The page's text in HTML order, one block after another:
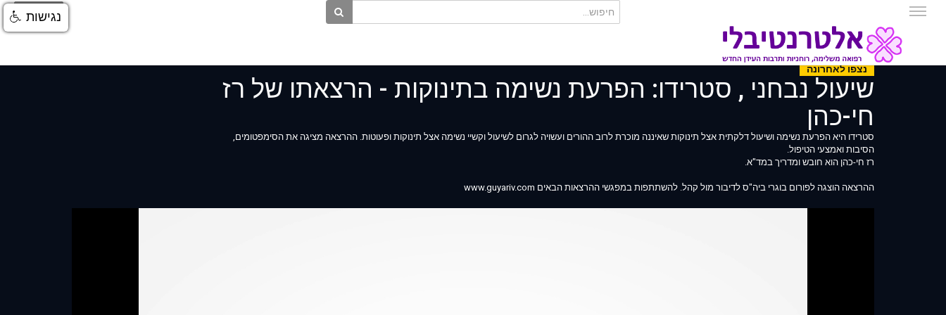
התחברות
נצפו לאחרונה
שיעול נבחני , סטרידו: הפרעת נשימה בתינוקות - הרצאתו של רז
חי-כהן
סטרידו היא הפרעת נשימה ושיעול דלקתית אצל תינוקות שאיננה מוכרת לרוב ההורים ועשויה לגרום לשיעול וקשיי נשימה אצל תינוקות ופעוטות. ההרצאה מציגה את הסימפטומים,
הסיבות ואמצעי הטיפול.
רז חי-כהן הוא חובש ומדריך במד"א.
ההרצאה הוצגה לפורום בוגרי ביה"ס לדיבור מול קהל. להשתתפות במפגשי ההרצאות הבאים www.guyariv.com
נגישות